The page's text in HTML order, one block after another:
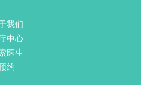
我们
中心
医生
约